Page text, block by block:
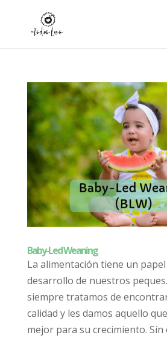
Baby-Led Weaning
La alimentación tiene un
desarrollo de nuestros
siempre tratamos de
calidad y les damos aquello
mejor para su crecimiento. Sin